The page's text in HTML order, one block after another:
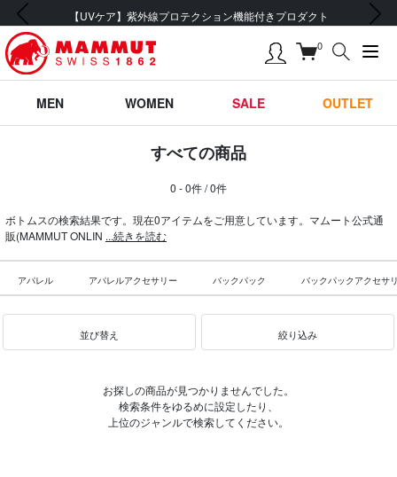
【UVケア】紫外線プロテクション機能付きプロダクト
前の画像 次の画像
0
MEN WOMEN SALE OUTLET
すべての商品
0 - 0件 / 0件
ボトムスの検索結果です。現在0アイテムをご用意しています。マムート公式通
販(MAMMUT ONLIN ...続きを読む
アパレル アパレルアクセサリー バックパック バックパックアクセサ
並び替え 絞り込み
お探しの商品が見つかりませんでした。
検索条件をゆるめに設定したり、
上位のジャンルで検索してください。